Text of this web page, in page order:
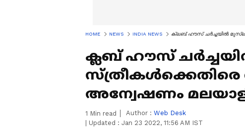
HOME NEWS INDIA NEWS ക്ലബ് ഹൗസ് ചര്‍ച്ചയില്‍
ക്ലബ് ഹൗസ്
സ്ത്രീകള്‍ക്കെതിരെ
അന്വേഷണം
1 Min read Author : Web Desk
Updated : Jan 23 2022, 11:56 AM IST